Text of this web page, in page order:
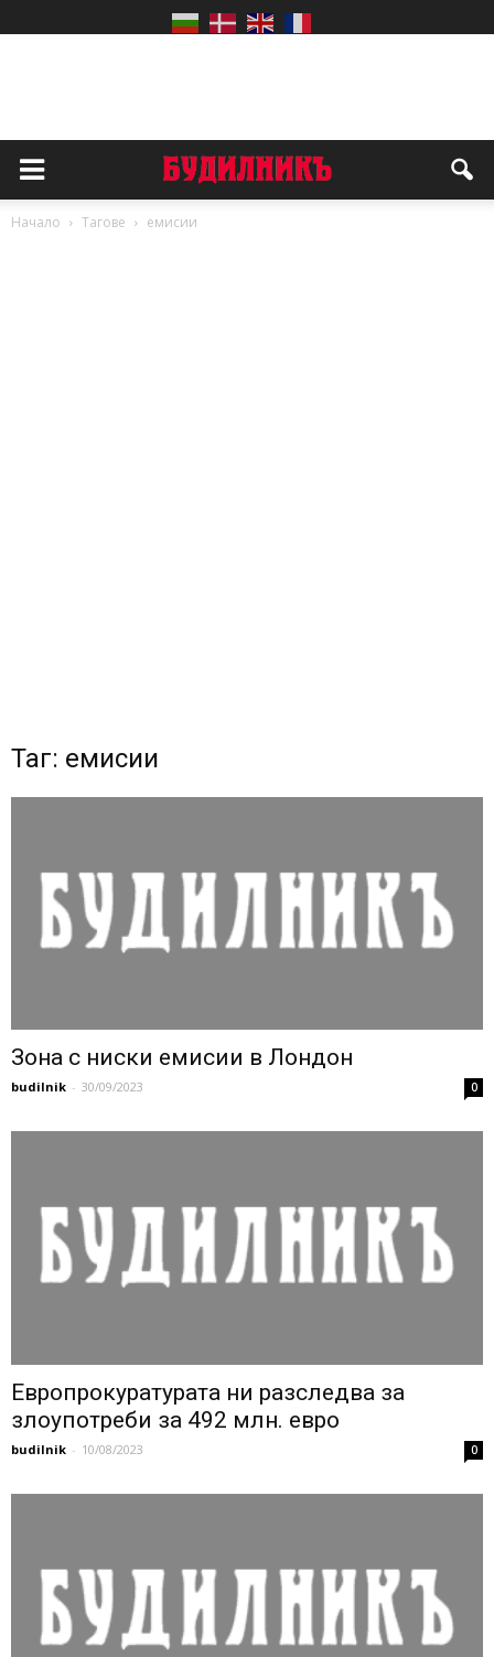
Начало Тагове емисии
Таг: емисии
Зона с ниски емисии в Лондон
budilnik - 30/09/2023 0
Европрокуратурата ни разследва за
злоупотреби за 492 млн. евро
budilnik - 10/08/2023 0